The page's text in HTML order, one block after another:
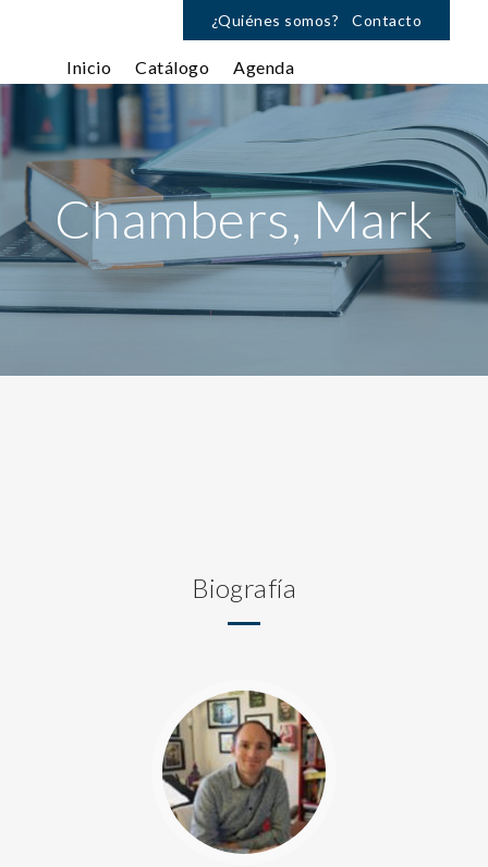
¿Quiénes somos? Contacto
Inicio Catálogo Agenda
Chambers, Mark
Biografía